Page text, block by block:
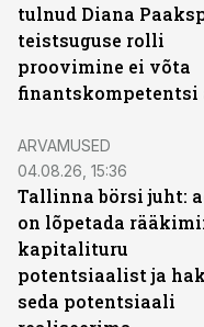
tulnud Diana
teistsuguse rolli
proovimine ei võta
finantskompetentsi
ARVAMUSED
04.08.26, 15:36
Tallinna börsi juht:
on lõpetada
kapitalituru
potentsiaalist ja
seda potentsiaali